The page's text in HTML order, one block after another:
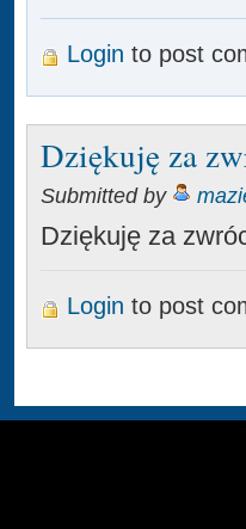
Login to post
Dziękuję za
Submitted by
Dziękuję za
Login to post